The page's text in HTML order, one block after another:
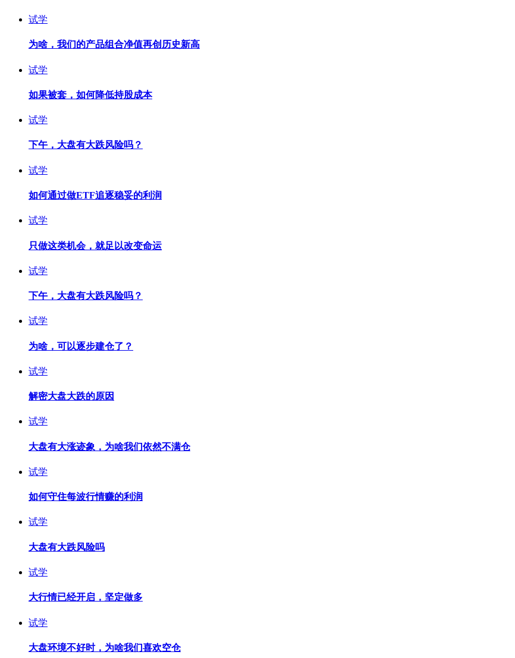
试学
为啥，我们的产品组合净值再创历史新高
试学
如果被套，如何降低持股成本
试学
下午，大盘有大跌风险吗？
试学
如何通过做ETF追逐稳妥的利润
试学
只做这类机会，就足以改变命运
试学
下午，大盘有大跌风险吗？
试学
为啥，可以逐步建仓了？
试学
解密大盘大跌的原因
试学
大盘有大涨迹象，为啥我们依然不满仓
试学
如何守住每波行情赚的利润
试学
大盘有大跌风险吗
试学
大行情已经开启，坚定做多
试学
大盘环境不好时，为啥我们喜欢空仓